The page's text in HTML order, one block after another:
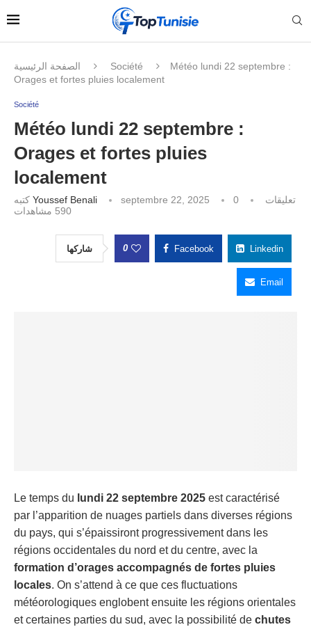
الصفحة الرئيسية Société
Météo lundi 22 septembre :
Orages et fortes pluies localement
Société
Météo lundi 22 septembre :
Orages et fortes pluies
localement
Youssef Benali septembre 22, 2025
0 تعليقات
590 مشاهدات
شاركها 0 Facebook Linkedin
Email
Le temps du lundi 22 septembre 2025 est caractérisé
par l’apparition de nuages partiels dans diverses régions
du pays, qui s’épaissiront progressivement dans les
régions occidentales du nord et du centre, avec la
formation d’orages accompagnés de fortes pluies
locales. On s’attend à ce que ces fluctuations
météorologiques englobent ensuite les régions orientales
et certaines parties du sud, avec la possibilité de chutes